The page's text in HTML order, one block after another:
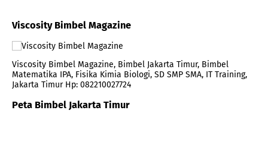
Viscosity Bimbel Magazine
Viscosity Bimbel Magazine, Bimbel Jakarta Timur, Bimbel
Matematika IPA, Fisika Kimia Biologi, SD SMP SMA, IT Training,
Jakarta Timur Hp: 082210027724
Peta Bimbel Jakarta Timur